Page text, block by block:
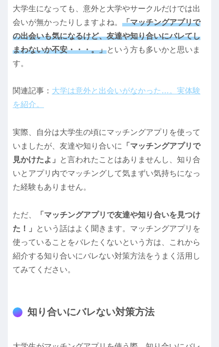
大学生になっても、意外と大学やサークルだけでは出
会いが無かったりしますよね。 「マッチングアプリで
の出会いも気になるけど、友達や知り合いにバレてし
まわないか不安・・・。」という方も多いかと思いま
す。
関連記事： 大学は意外と出会いがなかった…。実体験
を紹介。
実際、自分は大学生の頃にマッチングアプリを使って
いましたが、友達や知り合いに
「マッチングアプリで
見かけたよ」
と言われたことはありませんし、知り合
いとアプリ内でマッチングして気まずい気持ちになっ
た経験もありません。
ただ、
「マッチングアプリで友達や知り合いを見つけ
た！」
という話はよく聞きます。マッチングアプリを
使っていることをバレたくないという方は、これから
紹介する知り合いにバレない対策方法をうまく活用し
てみてください。
知り合いにバレない対策方法